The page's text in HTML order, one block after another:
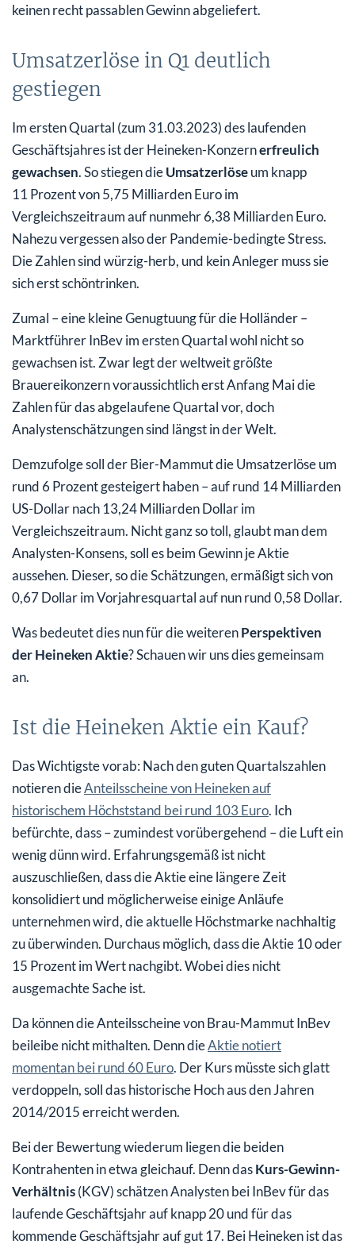
keinen recht passablen Gewinn abgeliefert.
Umsatzerlöse in Q1 deutlich
gestiegen
Im ersten Quartal (zum 31.03.2023) des laufenden
Geschäftsjahres ist der Heineken-Konzernerfreulich
gewachsen. So stiegen dieUmsatzerlöseum knapp
11 Prozent von 5,75 Milliarden Euro im
Vergleichszeitraum auf nunmehr 6,38 Milliarden Euro.
Nahezu vergessen also der Pandemie-bedingte Stress.
Die Zahlen sind würzig-herb, und kein Anleger muss sie
sich erst schöntrinken.
Zumal – eine kleine Genugtuung für die Holländer –
Marktführer InBev im ersten Quartal wohl nicht so
gewachsen ist. Zwar legt der weltweit größte
Brauereikonzern voraussichtlich erst Anfang Mai die
Zahlen für das abgelaufene Quartal vor, doch
Analystenschätzungen sind längst in der Welt.
Demzufolge soll der Bier-Mammut die Umsatzerlöse um
rund 6 Prozent gesteigert haben – auf rund 14 Milliarden
US-Dollar nach 13,24 Milliarden Dollar im
Vergleichszeitraum. Nicht ganz so toll, glaubt man dem
Analysten-Konsens, soll es beim Gewinn je Aktie
aussehen. Dieser, so die Schätzungen, ermäßigt sich von
0,67 Dollar im Vorjahresquartal auf nun rund 0,58 Dollar.
Was bedeutet dies nun für die weiterenPerspektiven
der Heineken Aktie? Schauen wir uns dies gemeinsam
an.
Ist die Heineken Aktie ein Kauf?
Das Wichtigste vorab: Nach den guten Quartalszahlen
notieren dieAnteilsscheine von Heineken auf
historischem Höchststand bei rund 103 Euro. Ich
befürchte, dass – zumindest vorübergehend – die Luft ein
wenig dünn wird. Erfahrungsgemäß ist nicht
auszuschließen, dass die Aktie eine längere Zeit
konsolidiert und möglicherweise einige Anläufe
unternehmen wird, die aktuelle Höchstmarke nachhaltig
zu überwinden. Durchaus möglich, dass die Aktie 10 oder
15 Prozent im Wert nachgibt. Wobei dies nicht
ausgemachte Sache ist.
Da können die Anteilsscheine von Brau-Mammut InBev
beileibe nicht mithalten. Denn dieAktie notiert
momentan bei rund 60 Euro. Der Kurs müsste sich glatt
verdoppeln, soll das historische Hoch aus den Jahren
2014/2015 erreicht werden.
Bei der Bewertung wiederum liegen die beiden
Kontrahenten in etwa gleichauf. Denn dasKurs-Gewinn-
Verhältnis(KGV) schätzen Analysten bei InBev für das
laufende Geschäftsjahr auf knapp 20 und für das
kommende Geschäftsjahr auf gut 17. Bei Heineken ist das